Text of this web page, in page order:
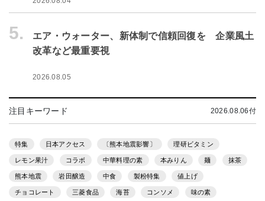
5.
エア・ウォーター、新体制で信頼回復を 企業風土
改革など最重要視
2026.08.05
注目キーワード 2026.08.06付
特集 日本アクセス 〔熊本地震影響〕 理研ビタミン
レモン果汁 コラボ 中華料理の素 本みりん 麺 抹茶
熊本地震 岩田醸造 中食 製粉特集 値上げ
チョコレート 三菱食品 海苔 コンソメ 味の素